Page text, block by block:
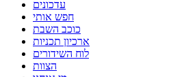
עדכונים
חפש אותי
כוכב השבת
ארכיון תכניות
לוח השידורים
הצוות